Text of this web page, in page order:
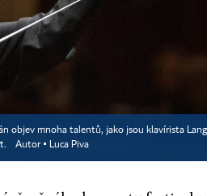
objev mnoha talentů, jako jsou klavírista Lang
Autor ▪ Luca Piva